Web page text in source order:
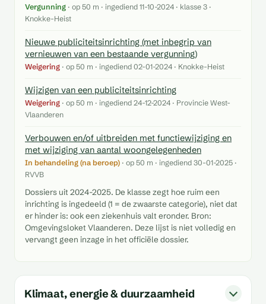
Vergunning · op 50 m · ingediend 11-10-2024 · klasse 3 ·
Knokke-Heist
Nieuwe publiciteitsinrichting (met inbegrip van
vernieuwen van een bestaande vergunning)
Weigering · op 50 m · ingediend 02-01-2024 · Knokke-Heist
Wijzigen van een publiciteitsinrichting
Weigering · op 50 m · ingediend 24-12-2024 · Provincie West-
Vlaanderen
Verbouwen en/of uitbreiden met functiewijziging en
met wijziging van aantal woongelegenheden
In behandeling (na beroep) · op 50 m · ingediend 30-01-2025 ·
RVVB
Dossiers uit 2024-2025. De klasse zegt hoe ruim een
inrichting is ingedeeld (1 = de zwaarste categorie), niet dat
er hinder is: ook een ziekenhuis valt eronder. Bron:
Omgevingsloket Vlaanderen. Deze lijst is niet volledig en
vervangt geen inzage in het officiële dossier.
Klimaat, energie & duurzaamheid